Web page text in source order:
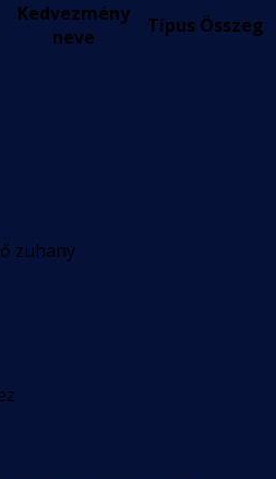
Kedvezmény
neve
Típus Összeg
zuhany